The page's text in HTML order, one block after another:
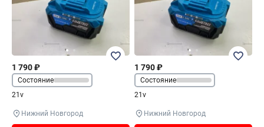
1 790 ₽
Состояние
21v
Нижний Новгород
1 790 ₽
Состояние
21v
Нижний Новгород